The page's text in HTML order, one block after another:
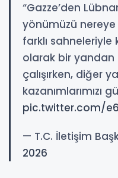
“Gazze’den
yönümüzü nereye
farklı sahneleriyle
olarak bir yandan
çalışırken, diğer
kazanımlarımızı
pic.twitter.com/
— T.C. İletişim
2026